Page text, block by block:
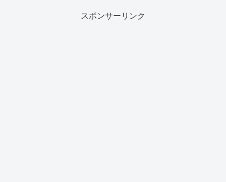
スポンサーリンク